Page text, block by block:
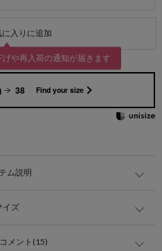
に入りに追加
や再入荷の通知が届きます
38 Find your size
ム説明
イズ
メント(15)